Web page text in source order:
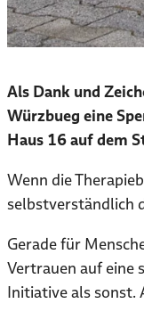
Als Dank und
Würzbueg eine
Haus 16 auf dem
Wenn die
selbstverständlich
Gerade für
Vertrauen auf eine
Initiative als sonst.